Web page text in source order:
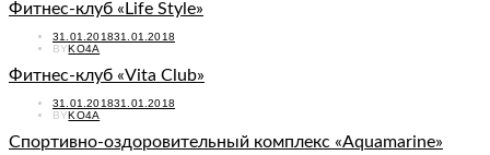
Фитнес-клуб «Life Style»
POSTED
ON
31.01.201831.01.2018
BYKO4A
Фитнес-клуб «Vita Club»
POSTED
ON
31.01.201831.01.2018
BYKO4A
Спортивно-оздоровительный комплекс «Aquamarine»